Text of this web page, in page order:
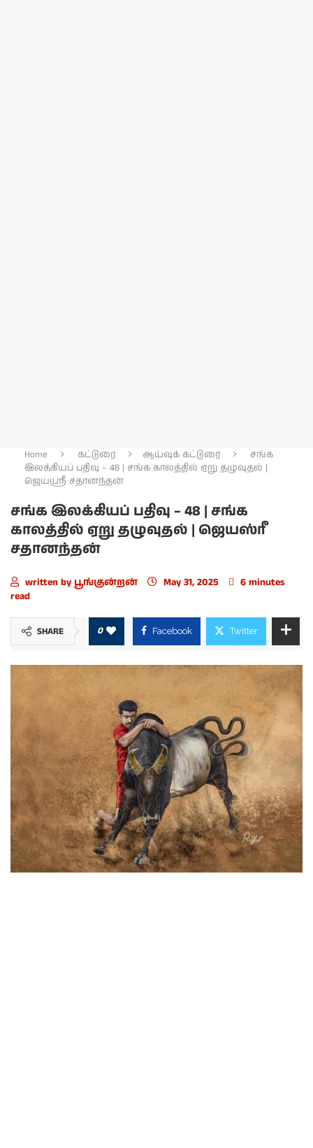
Home கட்டுரை ஆய்வுக் கட்டுரை
சங்க
இலக்கியப் பதிவு – 48 | சங்க காலத்தில் ஏறு தழுவுதல் |
ஜெயஸ்ரீ சதானந்தன்
சங்க இலக்கியப் பதிவு – 48 | சங்க
காலத்தில் ஏறு தழுவுதல் | ஜெயஸ்ரீ
சதானந்தன்
written by பூங்குன்றன் May 31, 2025
6 minutes
read
SHARE 0 Facebook Twitter